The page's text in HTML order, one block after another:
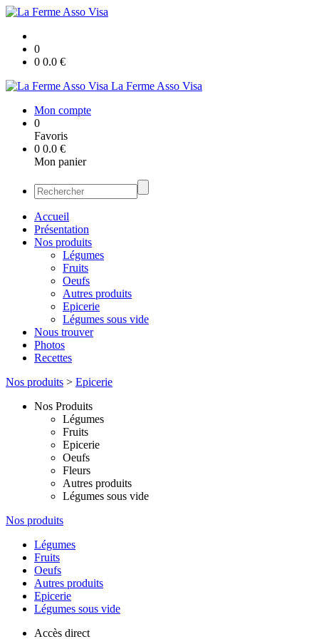
0
0 0.0 €
La Ferme Asso Visa
Mon compte
0
Favoris
0 0.0 €
Mon panier
Accueil
Présentation
Nos produits
Légumes
Fruits
Oeufs
Autres produits
Epicerie
Légumes sous vide
Nous trouver
Photos
Recettes
Nos produits > Epicerie
Nos Produits
Légumes
Fruits
Epicerie
Oeufs
Fleurs
Autres produits
Légumes sous vide
Nos produits
Légumes
Fruits
Oeufs
Autres produits
Epicerie
Légumes sous vide
Accès direct